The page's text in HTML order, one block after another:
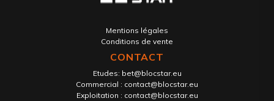
Mentions légales
Conditions de vente
CONTACT
Etudes: bet@blocstar.eu
Commercial : contact@blocstar.eu
Exploitation : contact@blocstar.eu